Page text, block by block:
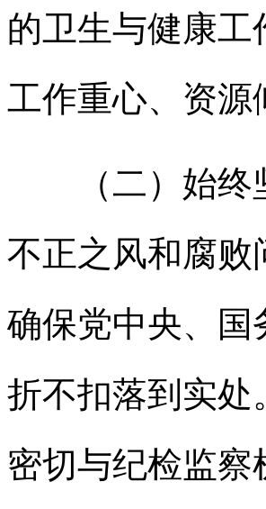
的卫生与健康
工作重心、资源
（二）始终坚
不正之风和腐败
确保党中央、国
折不扣落到实处
密切与纪检监